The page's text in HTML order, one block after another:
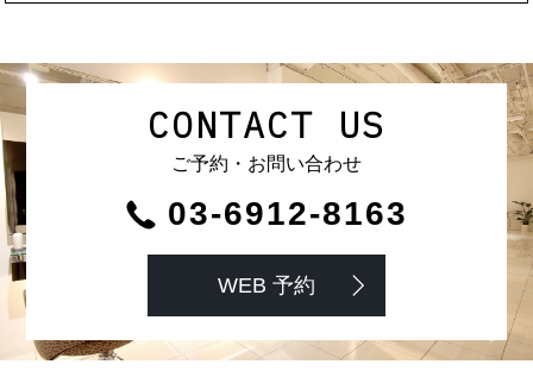
CONTACT US
ご予約・お問い合わせ
03-6912-8163
WEB 予約